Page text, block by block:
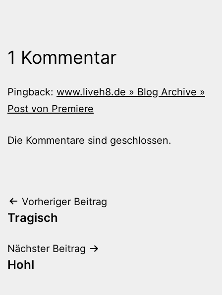
1 Kommentar
Pingback: www.liveh8.de » Blog Archive »
Post von Premiere
Die Kommentare sind geschlossen.
Beitragsnavigation
Vorheriger Beitrag
Tragisch
Nächster Beitrag
Hohl